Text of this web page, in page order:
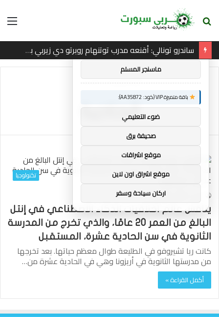
بحث
ساندرو تونالي: أقنعه مدرب توتنهام روبرتو دي زيربي بسرعة بالتوقيع
الرئيسية/الحادية
الحادية
تكنولوجيا
4
يناقش عالم أخلاقيات الذكاء الاصطناعي في إنتل
البالغ من العمر 20 عامًا، والذي تخرج من المدرسة
الثانوية في سن الحادية عشرة، المستقبل
كانت ريا تشيروفو في الطليعة طوال معظم حياتها. بعد تخرجها
من مدرستها الثانوية في أريزونا وهي في الحادية عشرة من…
أكمل القراءة »
توصيات :
باقة متميزة VIP (كود: AA26790):
ماسنجر المسلم
باقة متميزة VIP (كود: AA35872):
ضوء التعليمي
صحيفة برق
موقع اشراقات
موقع اشراق اون لاين
اركان سياحة وسفر